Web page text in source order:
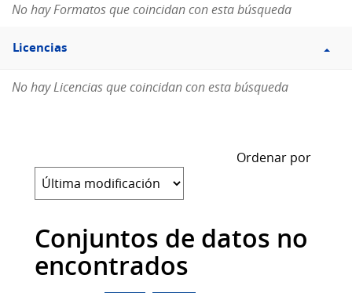
No hay Formatos que coincidan con esta búsqueda
Filtro
Licencias
Licencias
No hay Licencias que coincidan con esta búsqueda
Ordenar por
Conjuntos de datos no
encontrados